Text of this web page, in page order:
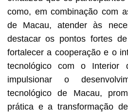
como, em combinação com
de Macau, atender às
destacar os pontos fortes
fortalecer a cooperação e o
tecnológico com o Interior
impulsionar o
tecnológico de Macau,
prática e a transformação